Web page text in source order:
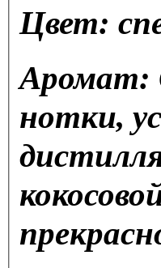
Цвет:
Аромат:
нотки,